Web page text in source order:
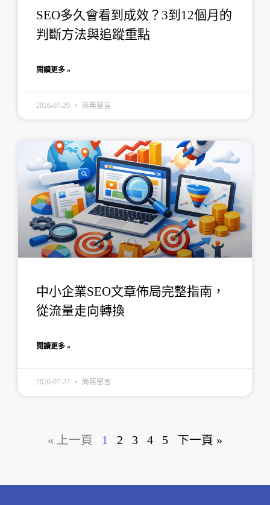
SEO多久會看到成效？3到12個月的
判斷方法與追蹤重點
閱讀更多 »
2026-07-29 尚無留言
中小企業SEO文章佈局完整指南，
從流量走向轉換
閱讀更多 »
2026-07-27 尚無留言
« 上一頁 1 2 3 4 5 下一頁 »